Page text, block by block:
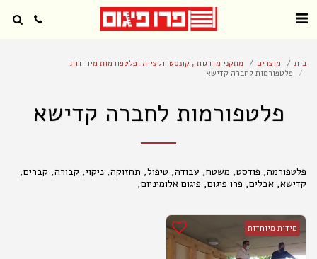
בית מוצרים
מתקני מדרגות , קונסטרוקצייה ופלטפורמות מיוחדות
פלטפורמות לחברה קדישא
פלטפורמות לחברה קדישא
פלטפורמה, פודסט, משטח, עבודה, טיפול, תחזוקה, ניקוי, קבורה, קברים,
קדישא, אבלים, פרו פיגום, פיגום אלומיניום,
מידות מיוחדות